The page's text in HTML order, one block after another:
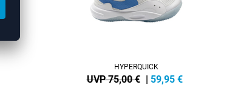
HYPERQUICK
UVP 75,00 € | 59,95 €